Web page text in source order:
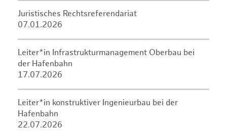
Juristisches Rechtsreferendariat
07.01.2026
Leiter*in Infrastrukturmanagement Oberbau bei
der Hafenbahn
17.07.2026
Leiter*in konstruktiver Ingenieurbau bei der
Hafenbahn
22.07.2026